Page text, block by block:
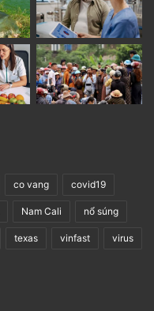
co vang covid19
Nam Cali nổ súng
texas vinfast virus